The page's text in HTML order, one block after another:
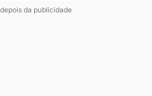
da publicidade